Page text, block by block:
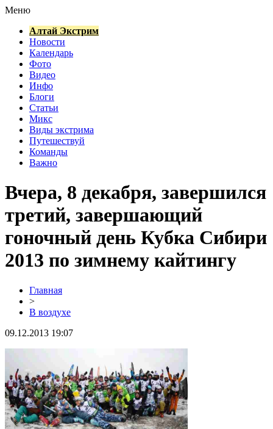
Меню
Алтай Экстрим
Новости
Календарь
Фото
Видео
Инфо
Блоги
Статьи
Микс
Виды экстрима
Путешествуй
Команды
Важно
Вчера, 8 декабря, завершился
третий, завершающий
гоночный день Кубка Сибири
2013 по зимнему кайтингу
Главная
>
В воздухе
09.12.2013 19:07